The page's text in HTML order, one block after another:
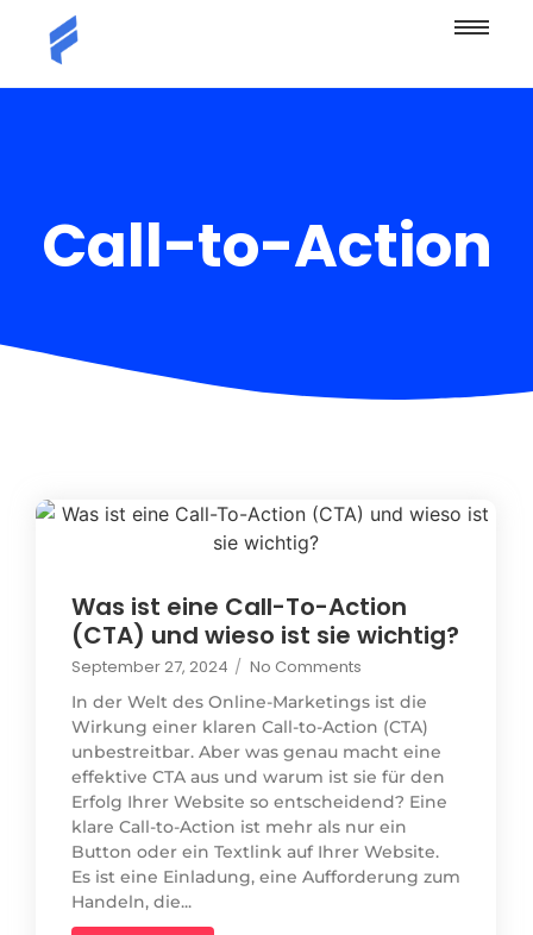
Call-to-Action
Was ist eine Call-To-Action
(CTA) und wieso ist sie wichtig?
September 27, 2024 / No Comments
In der Welt des Online-Marketings ist die
Wirkung einer klaren Call-to-Action (CTA)
unbestreitbar. Aber was genau macht eine
effektive CTA aus und warum ist sie für den
Erfolg Ihrer Website so entscheidend? Eine
klare Call-to-Action ist mehr als nur ein
Button oder ein Textlink auf Ihrer Website.
Es ist eine Einladung, eine Aufforderung zum
Handeln, die...